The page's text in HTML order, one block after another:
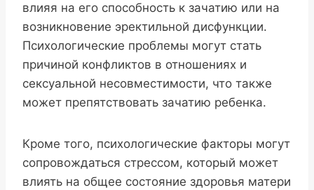
влияя на его способность к зачатию или на
возникновение эректильной дисфункции.
Психологические проблемы могут стать
причиной конфликтов в отношениях и
сексуальной несовместимости, что также
может препятствовать зачатию ребенка.
Кроме того, психологические факторы могут
сопровождаться стрессом, который может
влиять на общее состояние здоровья матери